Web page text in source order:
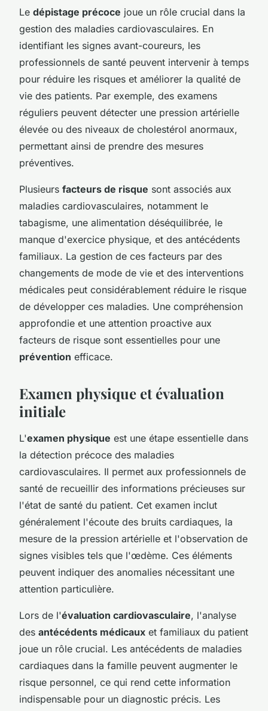
Le dépistage précoce joue un rôle crucial dans la
gestion des maladies cardiovasculaires. En
identifiant les signes avant-coureurs, les
professionnels de santé peuvent intervenir à temps
pour réduire les risques et améliorer la qualité de
vie des patients. Par exemple, des examens
réguliers peuvent détecter une pression artérielle
élevée ou des niveaux de cholestérol anormaux,
permettant ainsi de prendre des mesures
préventives.
Plusieurs facteurs de risque sont associés aux
maladies cardiovasculaires, notamment le
tabagisme, une alimentation déséquilibrée, le
manque d'exercice physique, et des antécédents
familiaux. La gestion de ces facteurs par des
changements de mode de vie et des interventions
médicales peut considérablement réduire le risque
de développer ces maladies. Une compréhension
approfondie et une attention proactive aux
facteurs de risque sont essentielles pour une
prévention efficace.
Examen physique et évaluation
initiale
L'examen physique est une étape essentielle dans
la détection précoce des maladies
cardiovasculaires. Il permet aux professionnels de
santé de recueillir des informations précieuses sur
l'état de santé du patient. Cet examen inclut
généralement l'écoute des bruits cardiaques, la
mesure de la pression artérielle et l'observation de
signes visibles tels que l'œdème. Ces éléments
peuvent indiquer des anomalies nécessitant une
attention particulière.
Lors de l'évaluation cardiovasculaire, l'analyse
des antécédents médicaux et familiaux du patient
joue un rôle crucial. Les antécédents de maladies
cardiaques dans la famille peuvent augmenter le
risque personnel, ce qui rend cette information
indispensable pour un diagnostic précis. Les